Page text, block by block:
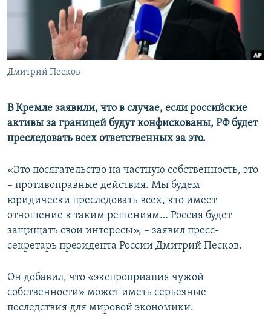
ПОБЕДИТЕЛЕЙ НЕ СУДЯТ?
КРЫМ.НЕПОКОРЕННЫЙ
ELIFBE
УКРАИНСКАЯ ПРОБЛЕМА КРЫМА
ПРИСОЕДИНЯЙТЕСЬ!
Дмитрий Песков
В Кремле заявили, что в случае, если российские
активы за границей будут конфискованы, РФ будет
преследовать всех ответственных за это.
«Это посягательство на частную собственность, это
– противоправные действия. Мы будем
юридически преследовать всех, кто имеет
отношение к таким решениям… Россия будет
защищать свои интересы», – заявил пресс-
секретарь президента России Дмитрий Песков.
Он добавил, что «экспроприация чужой
собственности» может иметь серьезные
последствия для мировой экономики.